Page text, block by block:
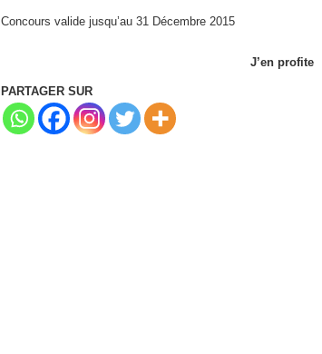
Concours valide jusqu’au 31 Décembre 2015
J’en profite
PARTAGER SUR